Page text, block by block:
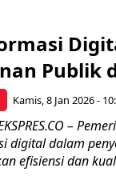
Publik
Kamis, 8 Jan 2026 -
–
digital dalam
efisiensi dan